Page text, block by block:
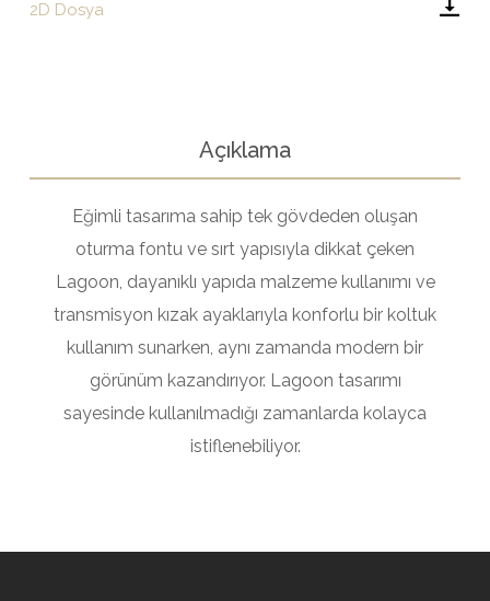
2D Dosya
Açıklama
Eğimli tasarıma sahip tek gövdeden oluşan
oturma fontu ve sırt yapısıyla dikkat çeken
Lagoon, dayanıklı yapıda malzeme kullanımı ve
transmisyon kızak ayaklarıyla konforlu bir koltuk
kullanım sunarken, aynı zamanda modern bir
görünüm kazandırıyor. Lagoon tasarımı
sayesinde kullanılmadığı zamanlarda kolayca
istiflenebiliyor.